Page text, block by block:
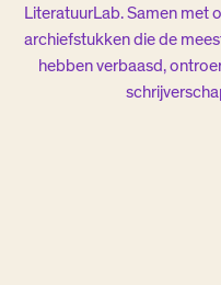
LiteratuurLab. Samen met
archiefstukken die de
hebben verbaasd,